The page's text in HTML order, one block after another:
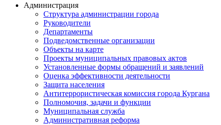
Администрация
Структура администрации города
Руководители
Департаменты
Подведомственные организации
Объекты на карте
Проекты муниципальных правовых актов
Установленные формы обращений и заявлений
Оценка эффективности деятельности
Защита населения
Антитеррористическая комиссия города Кургана
Полномочия, задачи и функции
Муниципальная служба
Административная реформа